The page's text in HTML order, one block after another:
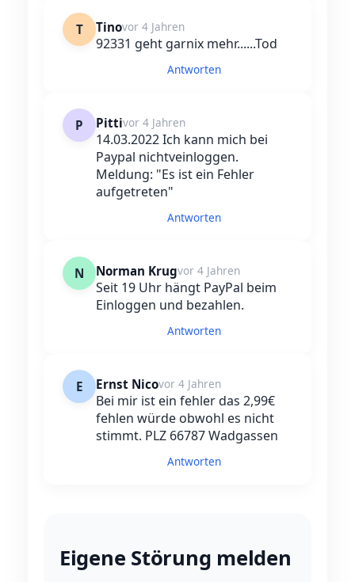
T Tinovor 4 Jahren
92331 geht garnix mehr......Tod
Antworten
P Pittivor 4 Jahren
14.03.2022 Ich kann mich bei
Paypal nichtveinloggen.
Meldung: "Es ist ein Fehler
aufgetreten"
Antworten
N Norman Krugvor 4 Jahren
Seit 19 Uhr hängt PayPal beim
Einloggen und bezahlen.
Antworten
E Ernst Nicovor 4 Jahren
Bei mir ist ein fehler das 2,99€
fehlen würde obwohl es nicht
stimmt. PLZ 66787 Wadgassen
Antworten
Eigene Störung melden